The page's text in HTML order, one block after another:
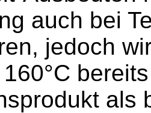
auch bei
jedoch
als